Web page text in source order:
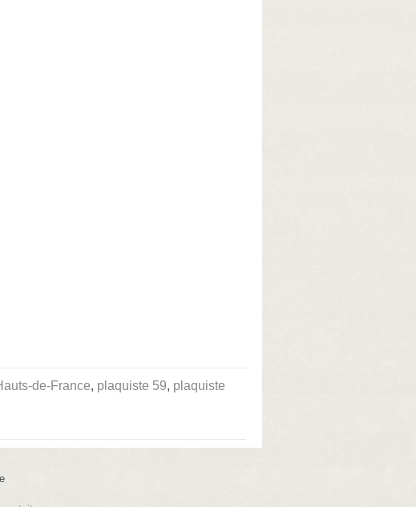
de-France, plaquiste 59, plaquiste